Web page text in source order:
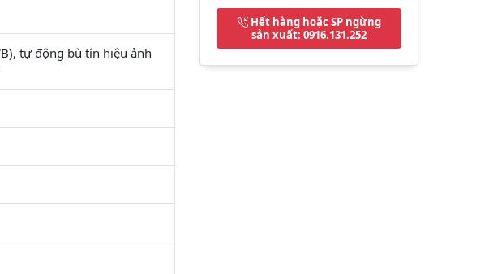
tự động bù tín hiệu ảnh
Hết hàng hoặc SP ngừng
sản xuất: 0916.131.252